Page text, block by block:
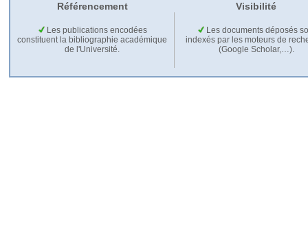
Référencement Visibilité
Les publications encodées
constituent la bibliographie académique
de l'Université.
Les documents déposés
indexés par les moteurs de
(Google Scholar,…).